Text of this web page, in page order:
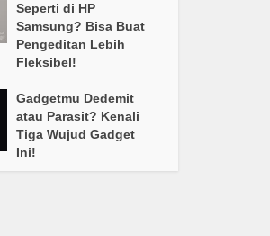
Seperti di HP
Samsung? Bisa Buat
Pengeditan Lebih
Fleksibel!
Gadgetmu Dedemit
atau Parasit? Kenali
Tiga Wujud Gadget
Ini!